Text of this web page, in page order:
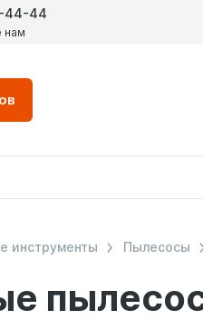
44-44
нам
инструменты Пылесосы